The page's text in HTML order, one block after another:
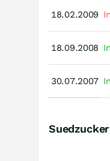
18.02.2009
18.09.2008
30.07.2007
18.02.2009
18.09.2008
30.07.2007